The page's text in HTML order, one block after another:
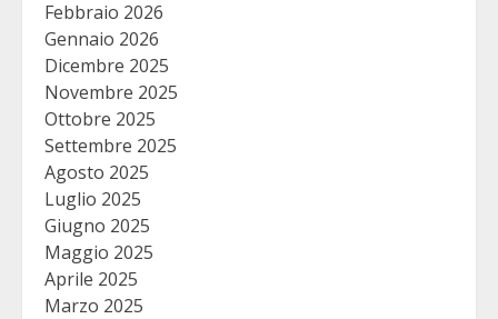
Febbraio 2026
Gennaio 2026
Dicembre 2025
Novembre 2025
Ottobre 2025
Settembre 2025
Agosto 2025
Luglio 2025
Giugno 2025
Maggio 2025
Aprile 2025
Marzo 2025